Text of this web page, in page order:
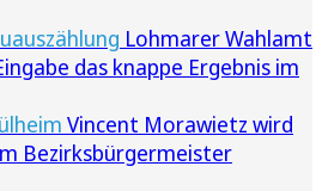
Lohmarer Wahlamt
das knappe Ergebnis im
Vincent Morawietz wird
Bezirksbürgermeister